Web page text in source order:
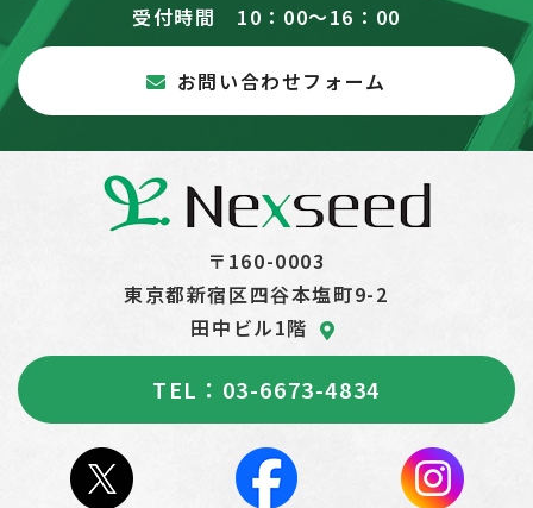
受付時間 10：00～16：00
お問い合わせフォーム
〒160-0003
東京都新宿区四谷本塩町9-2
田中ビル1階
TEL：03-6673-4834